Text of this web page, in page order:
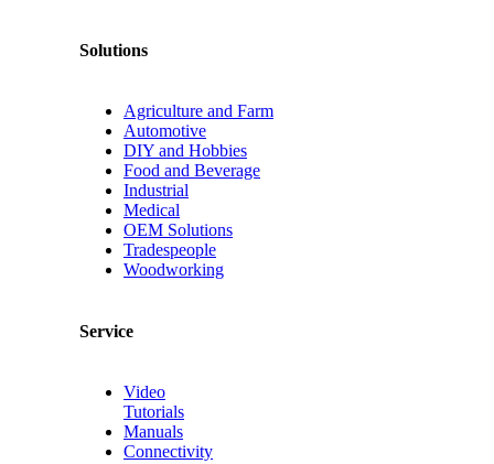
Solutions
Agriculture and Farm
Automotive
DIY and Hobbies
Food and Beverage
Industrial
Medical
OEM Solutions
Tradespeople
Woodworking
Service
Video
Tutorials
Manuals
Connectivity